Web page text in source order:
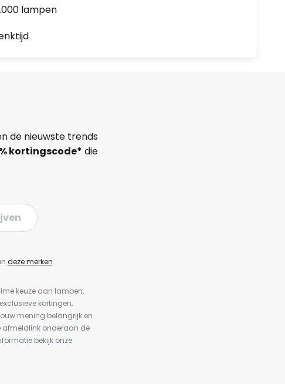
lampen
de nieuwste trends
kortingscode* die
deze merken.
keuze aan lampen,
kortingen,
mening belangrijk en
afmeldlink onderaan de
bekijk onze